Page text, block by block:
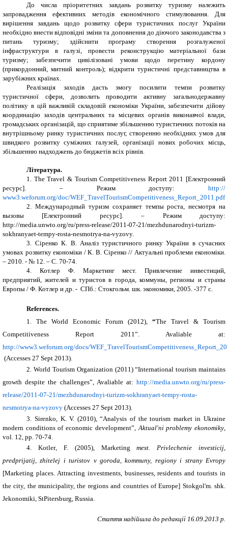
До числа пріоритетних завдань розвитку туризму належить
запровадження ефективних методів економічного стимулювання. Для
вирішення завдань щодо розвитку сфери туристичних послуг України
необхідно внести відповідні зміни та доповнення до діючого законодавства з
питань туризму; здійснити програму створення розгалуженої
інфраструктури в галузі, провести реконструкцію матеріальної бази
туризму; забезпечити цивілізовані умови щодо перетину кордону
(прикордонний, митний контроль); відкрити туристичні представництва в
зарубіжних країнах.
Реалізація заходів дасть змогу посилити темпи розвитку
туристичної сфери, дозволить проводити активну загальнодержавну
політику в цій важливій складовій економіки України, забезпечити дійову
координацію заходів центральних та місцевих органів виконавчої влади,
громадських організацій, що сприятиме збільшенню туристичних потоків на
внутрішньому ринку туристичних послуг, створенню необхідних умов для
швидкого розвитку суміжних галузей, організації нових робочих місць,
збільшенню надходжень до бюджетів всіх рівнів.
Література.
1. The Travel & Tourism Competitiveness Report 2011 [Електронний
ресурс]. – Режим доступу:
http://
www3. weforum org/doc/WEF TravelTourismCompetitiveness Report _2011. pdf
2. Международный туризм сохраняет темпы роста, несмотря на
вызовы [Електронний ресурс]. – Режим доступу:
http://media.unwto.org/ru/press-release/2011-07-21/mezhdunarodnyi-turizm-
sokhranyaet-tempy-rosta-nesmotrya-na-vyzovy.
3. Сіренко К. В. Аналіз туристичного ринку України в сучасних
умовах розвитку економіки / К. В. Сіренко // Актуальні проблеми економіки.
– 2010. - № 12. – С. 70-74.
4 . Котлер Ф. Маркетинг мест. Привлечение инве­стиций,
предприятий, жителей и туристов в города, коммуны, регионы и страны
Европы / Ф. Котлер и др. - СПб.: Стокгольм. шк. экономики, 2005. -377 с.
References.
1.The World Economic Forum (2012), “The Travel & Tourism
Competitiveness Report 2011 ”. Avaliable at:
http://www3.weforum.org/docs/
(Accesses 27 Sept 2013).
2. World Tourism Organization (2011) “International tourism maintains
growth despite the challenges”, Avaliable at:http://media.unwto.org/ru/press-
release/2011-07-21/mezhdunarodnyi-turizm-sokhranyaet-tempy-rosta-
nesmotrya-na-vyzovy (Accesses 27 Sept 2013).
3. Sirenko
K. V. (2010), “Analysis of the tourism market in Ukraine
modern conditions of economic development”, Aktual'ni problemy ekonomiky
vol. 12 , pp . 70-74.
4 . Kotler, F. (2005), Marketingmest. Privlechenie investicij,
predprijatij, zhitelej i turistov v goroda, kommuny, regiony i strany Evropy
[Marketing places. Attracting investments, businesses,residents and tourists in
the city, the municipality, the regionsand countries of Europe] Stokgol'm. shk.
Jekonomiki , StPitersburg, Russia
Стаття надійшла до редакції 16.09.2013 р.